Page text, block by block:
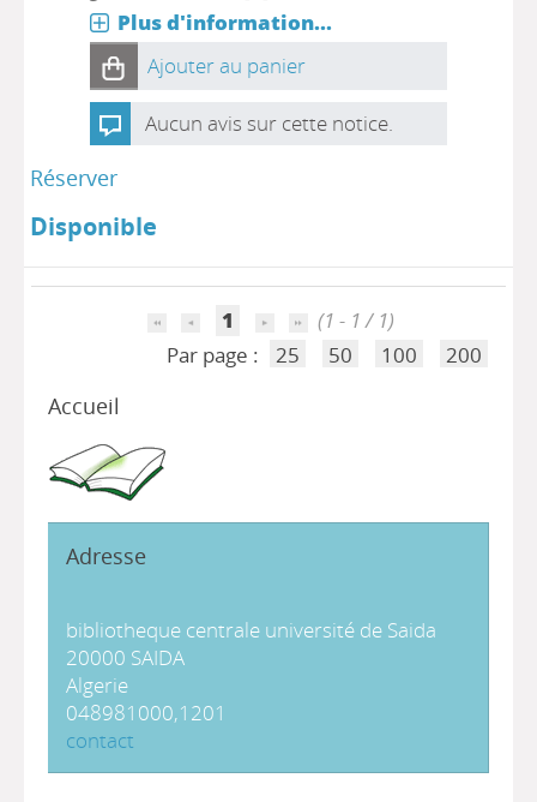
Plus d'information...
Ajouter au panier
Aucun avis sur cette notice.
Réserver
Disponible
1
(1 - 1 / 1)
Par page :
25 50 100 200
Accueil
Adresse
bibliotheque centrale université de Saida
20000 SAIDA
Algerie
048981000,1201
contact